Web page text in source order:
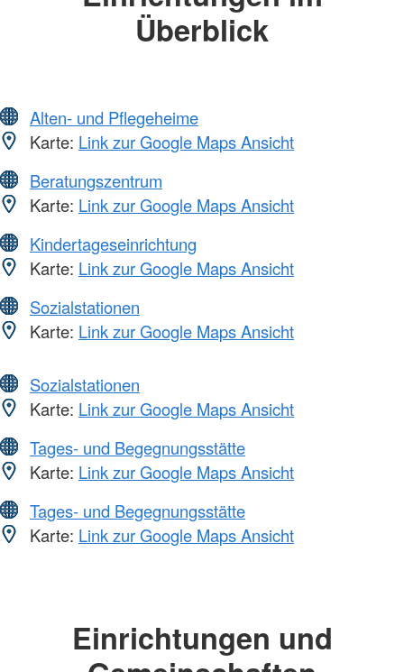
Überblick
Alten- und Pflegeheime
Karte: Link zur Google Maps Ansicht
Beratungszentrum
Karte: Link zur Google Maps Ansicht
Kindertageseinrichtung
Karte: Link zur Google Maps Ansicht
Sozialstationen
Karte: Link zur Google Maps Ansicht
Sozialstationen
Karte: Link zur Google Maps Ansicht
Tages- und Begegnungsstätte
Karte: Link zur Google Maps Ansicht
Tages- und Begegnungsstätte
Karte: Link zur Google Maps Ansicht
Einrichtungen und